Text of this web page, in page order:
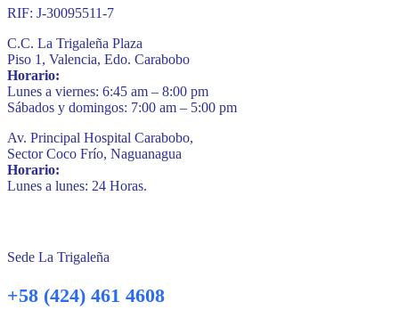
RIF: J-30095511-7
C.C. La Trigaleña Plaza
Piso 1, Valencia, Edo. Carabobo
Horario:
Lunes a viernes: 6:45 am – 8:00 pm
Sábados y domingos: 7:00 am – 5:00 pm
Av. Principal Hospital Carabobo,
Sector Coco Frío, Naguanagua
Horario:
Lunes a lunes: 24 Horas.
Sede La Trigaleña
+58 (424) 461 4608